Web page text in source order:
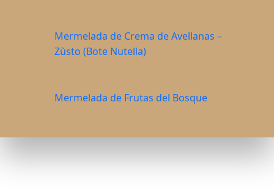
Mermelada de Crema de Avellanas –
Zùsto (Bote Nutella)
Mermelada de Frutas del Bosque